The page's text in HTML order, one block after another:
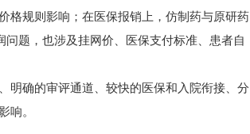
规则影响；在医保报销上，仿制药与原研药
题，也涉及挂网价、医保支付标准、患者自
确的审评通道、较快的医保和入院衔接、分
响。